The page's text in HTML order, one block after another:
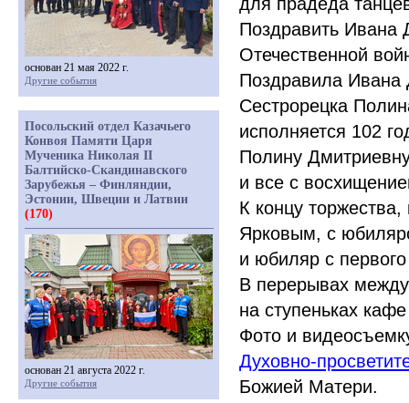
Поздравить Ивана
Отечественной
Поздравила Ивана
Сестрорецка
исполняется 102
Полину
и все с
К концу
Ярковым, с
и юбиляр с
В перерывах
на ступеньках кафе
Фото и
Духовно-
Божией Матери.
основан 21 мая 2022 г.
Другие события
Посольский отдел Казачьего
Конвоя Памяти Царя
Мученика Николая II
Балтийско-Скандинавского
Зарубежья – Финляндии,
Эстонии, Швеции и Латвии
(170)
основан 21 августа 2022 г.
Другие события